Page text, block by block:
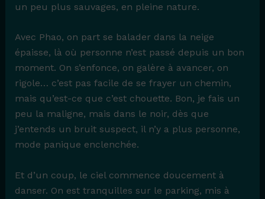
un peu plus sauvages, en pleine nature.
Avec Phao, on part se balader dans la neige
épaisse, là où personne n’est passé depuis un bon
moment. On s’enfonce, on galère à avancer, on
rigole… c’est pas facile de se frayer un chemin,
mais qu’est-ce que c’est chouette. Bon, je fais un
peu la maligne, mais dans le noir, dès que
j’entends un bruit suspect, il n’y a plus personne,
mode panique enclenchée.
Et d’un coup, le ciel commence doucement à
danser. On est tranquilles sur le parking, mis à